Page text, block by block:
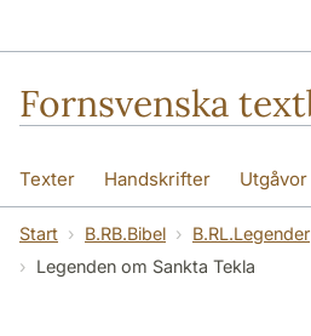
Fornsvenska
Texter Handskrifter Utgåvor
Start B.RB.Bibel
B.RL.Legender
Legenden om Sankta Tekla